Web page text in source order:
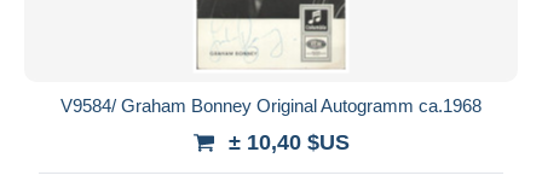
V9584/ Graham Bonney Original Autogramm ca.1968
± 10,40 $US